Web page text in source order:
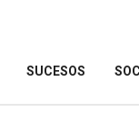
SUCESOS